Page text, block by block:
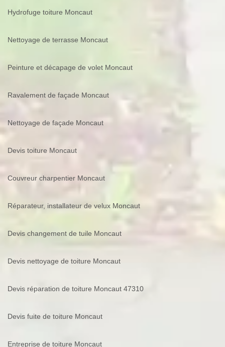
Hydrofuge toiture Moncaut
Nettoyage de terrasse Moncaut
Peinture et décapage de volet Moncaut
Ravalement de façade Moncaut
Nettoyage de façade Moncaut
Devis toiture Moncaut
Couvreur charpentier Moncaut
Réparateur, installateur de velux Moncaut
Devis changement de tuile Moncaut
Devis nettoyage de toiture Moncaut
Devis réparation de toiture Moncaut 47310
Devis fuite de toiture Moncaut
Entreprise de toiture Moncaut